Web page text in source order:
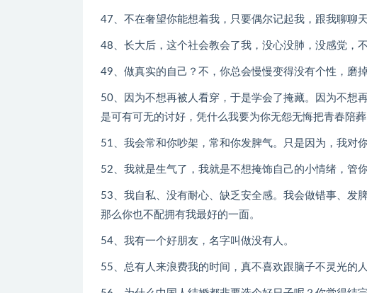
47、不在奢望你能想着我，只要偶尔记起我，跟我聊聊天
48、长大后，这个社会教会了我，没心没肺，没感觉，
49、做真实的自己？不，你总会慢慢变得没有个性，磨
50、因为不想再被人看穿，于是学会了掩藏。因为不想
是可有可无的讨好，凭什么我要为你无怨无悔把青春陪葬
51、我会常和你吵架，常和你发脾气。只是因为，我对
52、我就是生气了，我就是不想掩饰自己的小情绪，管
53、我自私、没有耐心、缺乏安全感。我会做错事、发
那么你也不配拥有我最好的一面。
54、我有一个好朋友，名字叫做没有人。
55、总有人来浪费我的时间，真不喜欢跟脑子不灵光的